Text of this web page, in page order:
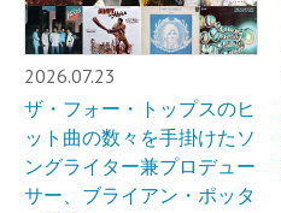
2026.07.23
ザ・フォー・トップスのヒ
ット曲の数々を手掛けたソ
ングライター兼プロデュー
サー、ブライアン・ポッタ